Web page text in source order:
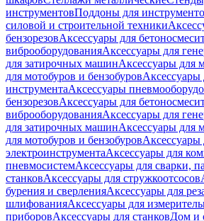
инструментовПоддоны для
силовой и строительной техники
бензорезовАксессуары для
виброоборудованияАксессуары для
для затирочных машинАксессуары для
для мотобуров и бензобуровАксессуары
инструментаАксессуары
бензорезовАксессуары для
виброоборудованияАксессуары для
для затирочных машинАксессуары для
для мотобуров и бензобуровАксессуары
электроинструментаАксессуары для
пневмосистемАксессуары для сварки,
станковАксессуары для стружкоотсосов
бурения и сверленияАксессуары для
шлифованияАксессуары для
приборовАксессуары для станковДом и